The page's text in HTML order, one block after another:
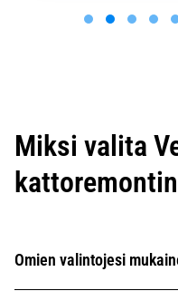
0
Miksi valita
Omien valintojesi